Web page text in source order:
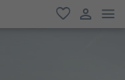
ulubione
link